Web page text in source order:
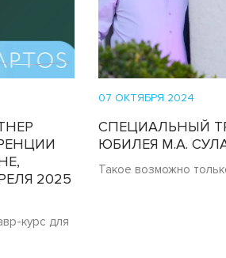
2025
курс для
07 ОКТЯБРЯ 2024
СПЕЦИАЛЬНЫЙ
ЮБИЛЕЯ М.А.
Такое возможно